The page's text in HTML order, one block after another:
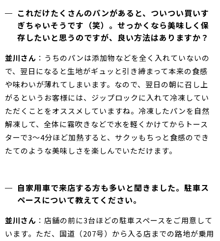
これだけたくさんのパンがあると、ついつい買いす
ぎちゃいそうです（笑）。せっかくなら美味しく保
存したいと思うのですが、良い方法はありますか？
並川さん ：うちのパンは添加物などを全く入れていないの
で、翌日になると生地がギュッと引き締まって本来の食感
や味わいが薄れてしまいます。なので、翌日の朝に召し上
がるというお客様には、ジップロックに入れて冷凍してい
ただくことをオススメしていますね。冷凍したパンを自然
解凍して、全体に霧吹きなどで水を軽くかけてからトース
ターで3～4分ほど加熱すると、サクッもちっと食感のでき
たてのような美味しさを楽しんでいただけます。
自家用車で来店する方も多いと聞きました。駐車ス
ペースについて教えてください。
並川さん ：店舗の前に3台ほどの駐車スペースをご用意して
います。ただ、国道（207号）から入る店までの路地が乗用